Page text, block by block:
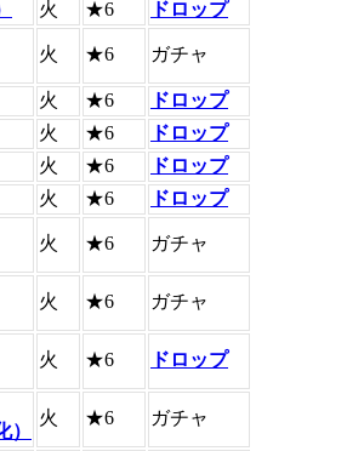
火 ★6
ドロップ
火 ★6 ガチャ
火 ★6
ドロップ
火 ★6
ドロップ
火 ★6
ドロップ
火 ★6
ドロップ
火 ★6 ガチャ
火 ★6 ガチャ
火 ★6 ドロップ
）
火 ★6 ガチャ